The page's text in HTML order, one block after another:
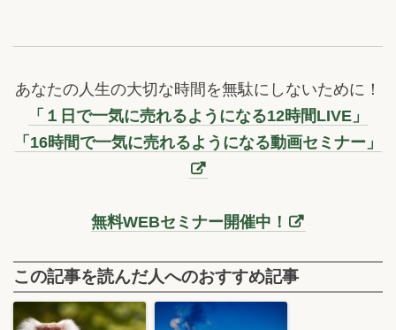
あなたの人生の大切な時間を無駄にしないために！
「１日で一気に売れるようになる12時間LIVE」
「16時間で一気に売れるようになる動画セミナー」
無料WEBセミナー開催中！
この記事を読んだ人へのおすすめ記事